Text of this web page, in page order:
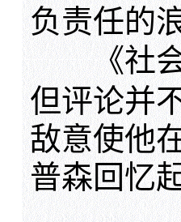
负责任的
《社会
但评论并
敌意使他
普森回忆